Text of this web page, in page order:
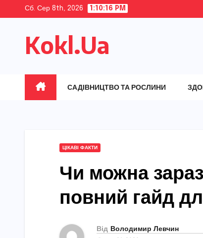
content
Сб. Сер 8th, 2026 1:10:17 PM
Kokl.Ua
САДІВНИЦТВО ТА РОСЛИНИ
ЦІКАВІ ФАКТИ
Чи можна
повний гайд
Від Володимир Левчин